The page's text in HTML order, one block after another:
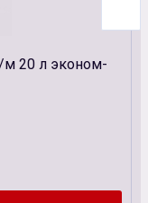
м 20 л эконом-